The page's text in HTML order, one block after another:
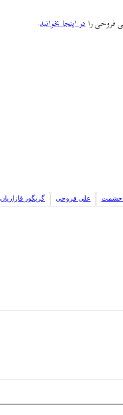
فروحی را در اینجا بخوانید.
حشمت علی فروحی گریگور قازاریان